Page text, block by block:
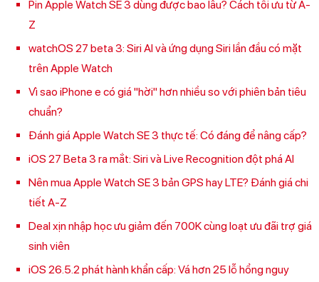
Pin Apple Watch SE 3 dùng được bao lâu? Cách tối ưu từ A-
Z
watchOS 27 beta 3: Siri AI và ứng dụng Siri lần đầu có mặt
trên Apple Watch
Vì sao iPhone e có giá "hời" hơn nhiều so với phiên bản tiêu
chuẩn?
Đánh giá Apple Watch SE 3 thực tế: Có đáng để nâng cấp?
iOS 27 Beta 3 ra mắt: Siri và Live Recognition đột phá AI
Nên mua Apple Watch SE 3 bản GPS hay LTE? Đánh giá chi
tiết A-Z
Deal xịn nhập học ưu giảm đến 700K cùng loạt ưu đãi trợ giá
sinh viên
iOS 26.5.2 phát hành khẩn cấp: Vá hơn 25 lỗ hổng nguy